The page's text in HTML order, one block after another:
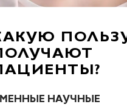
НАУЧНЫЕ